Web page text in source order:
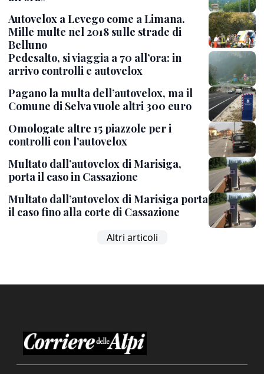
Autovelox a Levego come a Limana.
Mille multe nel 2018 sulle strade di
Belluno
Pedesalto, si viaggia a 70 all’ora: in
arrivo controlli e autovelox
Pagano la multa dell’autovelox, ma il
Comune di Selva vuole altri 300 euro
Omologate altre 15 piazzole per i
controlli con l’autovelox
Multato dall’autovelox di Marisiga,
porta il caso in Cassazione
Multato dall’autovelox di Marisiga porta
il caso fino alla corte di Cassazione
Altri articoli